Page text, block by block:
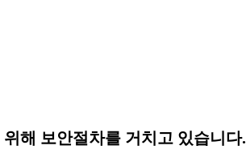
해 보안절차를 거치고 있습니다.